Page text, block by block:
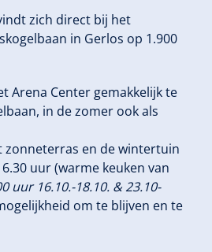
zich direct bij het
in Gerlos op 1.900
Arena Center gemakkelijk te
in de zomer ook als
zonneterras en de wintertuin
uur (warme keuken van
uur 16.10.-18.10. & 23.10-
om te blijven en te